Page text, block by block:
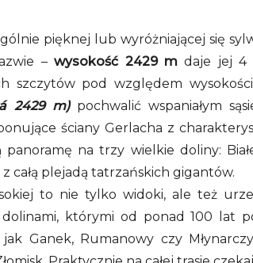
pięknej lub wyróżniającej się
–wysokość 2429 m daje jej 4
szczytów pod względem
2429 m) pochwalić wspaniałym
ściany Gerlacha z
panoramę na trzy wielkie doliny:
całą plejadą tatrzańskich gigantów.
to nie tylko widoki, ale też
którymi od ponad 100 lat
Ganek, Rumanowy czy